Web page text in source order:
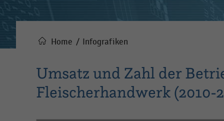
Pfadnavigation
Home Infografiken
Umsatz und Zahl der
Fleischerhandwerk (2010-